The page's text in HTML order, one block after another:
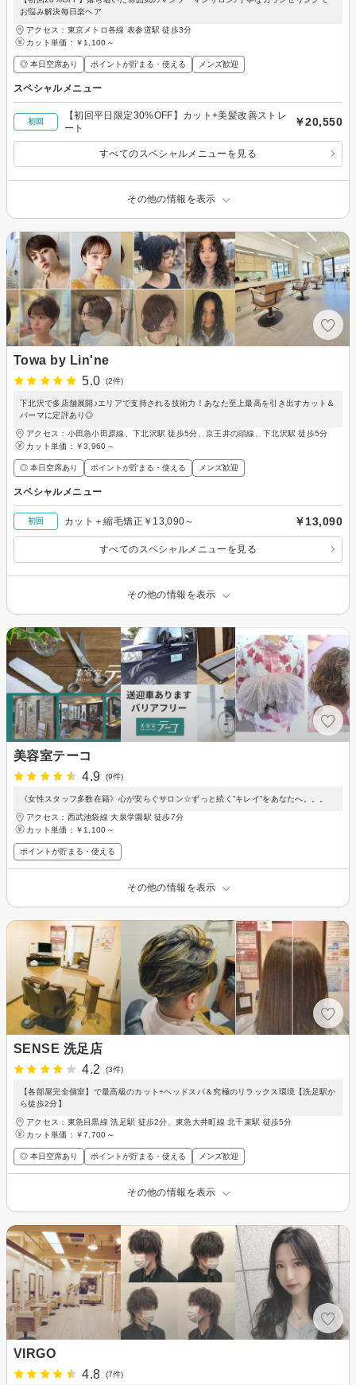
お悩み解決毎日楽ヘア
アクセス：東京メトロ各線 表参道駅 徒歩3分
カット単価： ￥1,100～
◎ 本日空席あり ポイントが貯まる・使える メンズ歓迎
スペシャルメニュー
初回
【初回平日限定30%OFF】カット+美髪改善ストレ
ート
￥20,550
すべてのスペシャルメニューを見る
その他の情報を表示
Towa by Lin'ne
5.0
(2件)
下北沢で多店舗展開♪エリアで支持される技術力！あなた至上最高を引き出すカット＆
パーマに定評あり◎
アクセス：小田急小田原線、下北沢駅 徒歩5分、京王井の頭線、下北沢駅 徒歩5分
カット単価： ￥3,960～
◎ 本日空席あり ポイントが貯まる・使える メンズ歓迎
スペシャルメニュー
初回 カット＋縮毛矯正￥13,090～ ￥13,090
すべてのスペシャルメニューを見る
その他の情報を表示
美容室テーコ
4.9
(9件)
《女性スタッフ多数在籍》心が安らぐサロン☆ずっと続く”キレイ”をあなたへ。。。
アクセス：西武池袋線 大泉学園駅 徒歩7分
カット単価： ￥1,100～
ポイントが貯まる・使える
その他の情報を表示
SENSE 洗足店
4.2
(3件)
【各部屋完全個室】で最高級のカット+ヘッドスパ＆究極のリラックス環境【洗足駅か
ら徒歩2分】
アクセス：東急目黒線 洗足駅 徒歩2分、東急大井町線 北千束駅 徒歩5分
カット単価： ￥7,700～
◎ 本日空席あり ポイントが貯まる・使える メンズ歓迎
その他の情報を表示
VIRGO
4.8
(7件)